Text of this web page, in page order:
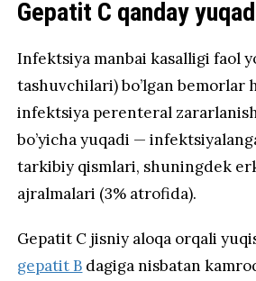
Gepatit C qanday
Infektsiya manbai kasalligi faol
tashuvchilari) bo’lgan bemorlar
infektsiya perenteral
bo’yicha yuqadi —
tarkibiy qismlari, shuningdek
ajralmalari (3% atrofida).
Gepatit C jisniy aloqa orqali
gepatit B dagiga nisbatan